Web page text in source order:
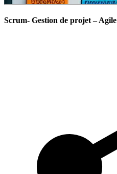
Scrum- Gestion de projet – Agile